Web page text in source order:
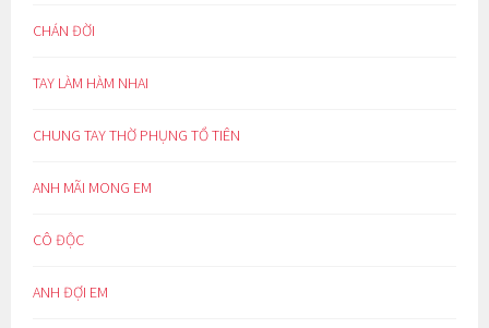
CHÁN ĐỜI
TAY LÀM HÀM NHAI
CHUNG TAY THỜ PHỤNG TỔ TIÊN
ANH MÃI MONG EM
CÔ ĐỘC
ANH ĐỢI EM